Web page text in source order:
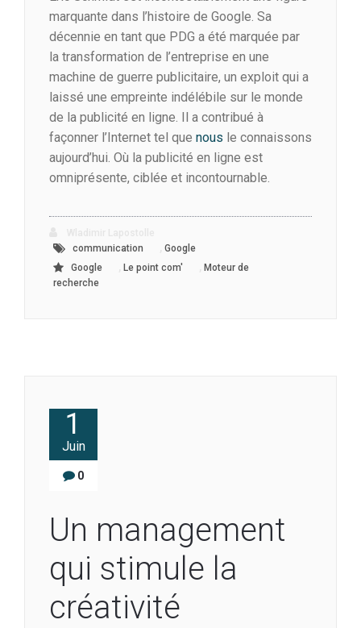
marquante dans l’histoire de Google. Sa
décennie en tant que PDG a été marquée par
la transformation de l’entreprise en une
machine de guerre publicitaire, un exploit qui a
laissé une empreinte indélébile sur le monde
de la publicité en ligne. Il a contribué à
façonner l’Internet tel que nous le connaissons
aujourd’hui. Où la publicité en ligne est
omniprésente, ciblée et incontournable.
communication
Google
Google
Le point com'
Moteur de
recherche
1
Juin
0
Un management
qui stimule la
créativité